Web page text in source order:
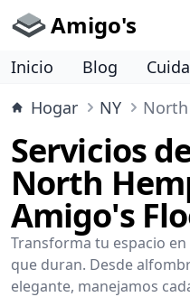
Amigo's
Inicio Blog
Hogar
NY
Servicios
North
Amigo's
Transforma tu espacio
que duran. Desde
elegante, manejamos